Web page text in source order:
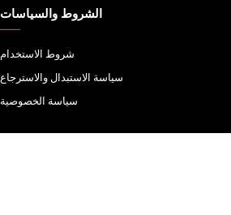
الشروط والسياسات
شروط الاستخدام
سياسة الاستبدال والاسترجاع
سياسة الخصوصية